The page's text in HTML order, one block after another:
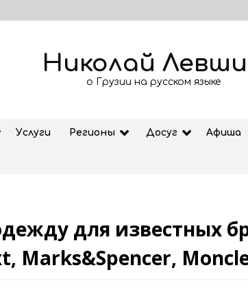
Николай
о Грузии на русском языке
Услуги Регионы Досуг Афиша
Рубрика «Азбука Грузии»:
02.08.2026
для известных
Marks&Spencer,